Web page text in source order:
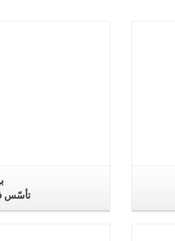
تأسّس في 2